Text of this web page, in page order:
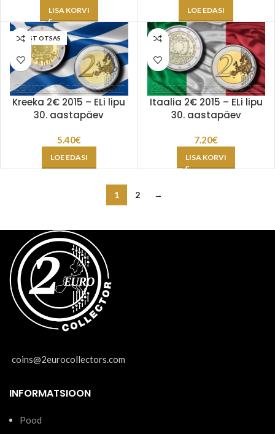
LISA KORVI LOE EDASI
LAOST OTSAS
Kreeka 2€ 2015 – ELi lipu
30. aastapäev
5.40€
LOE EDASI
Itaalia 2€ 2015 – ELi lipu
30. aastapäev
7.20€
LISA KORVI
1 2 →
coins@2eurocollectors.com
INFORMATSIOON
Pood